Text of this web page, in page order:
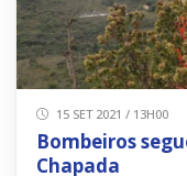
15 SET 2021 / 13H00
Bombeiros
Chapada